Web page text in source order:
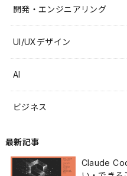
開発・エンジニアリング
UI/UXデザイン
AI
ビジネス
最新記事
Claude